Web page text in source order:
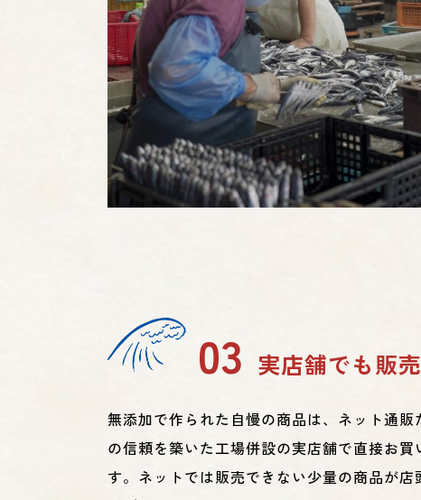
03 実店舗でも販売
無添加で作られた自慢の商品は、ネット通販
の信頼を築いた工場併設の実店舗で直接お買
す。ネットでは販売できない少量の商品が店